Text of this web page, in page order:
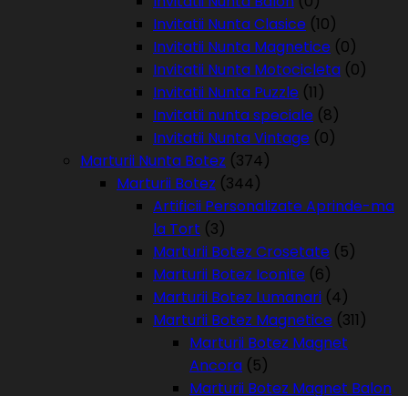
Invitatii Nunta Clasice (10)
Invitatii Nunta Magnetice (0)
Invitatii Nunta Motocicleta (0)
Invitatii Nunta Puzzle (11)
Invitatii nunta speciale (8)
Invitatii Nunta Vintage (0)
Marturii Nunta Botez (374)
Marturii Botez (344)
Artificii Personalizate Aprinde-ma
la Tort (3)
Marturii Botez Crosetate (5)
Marturii Botez Iconite (6)
Marturii Botez Lumanari (4)
Marturii Botez Magnetice (311)
Marturii Botez Magnet
Ancora (5)
Marturii Botez Magnet Balon